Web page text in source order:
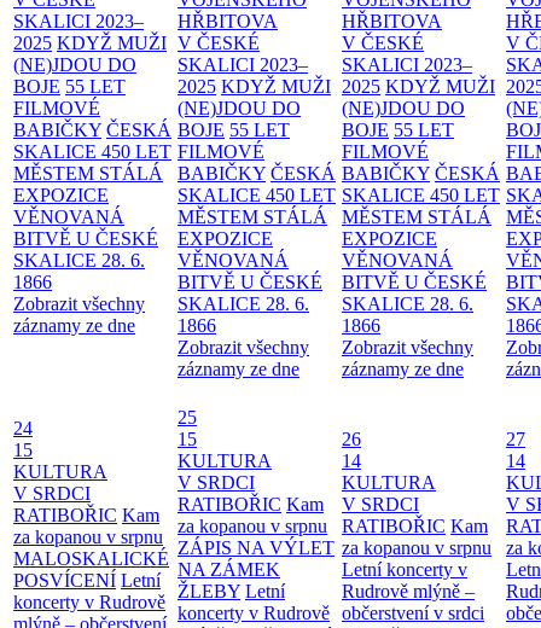
SKALICI 2023–
2025 KDYŽ MUŽI
(NE)JDOU DO
BOJE 55 LET
FILMOVÉ
BABIČKY ČESKÁ
SKALICE 450 LET
MĚSTEM STÁLÁ
EXPOZICE
VĚNOVANÁ
BITVĚ U ČESKÉ
SKALICE 28. 6.
1866
Zobrazit všechny
záznamy ze dne
HŘBITOVA
V ČESKÉ
SKALICI 2023–
2025 KDYŽ MUŽI
(NE)JDOU DO
BOJE 55 LET
FILMOVÉ
BABIČKY ČESKÁ
SKALICE 450 LET
MĚSTEM STÁLÁ
EXPOZICE
VĚNOVANÁ
BITVĚ U ČESKÉ
SKALICE 28. 6.
1866
Zobrazit všechny
záznamy ze dne
HŘBITOVA
V ČESKÉ
SKALICI 2023–
2025 KDYŽ MUŽI
(NE)JDOU DO
BOJE 55 LET
FILMOVÉ
BABIČKY ČESKÁ
SKALICE 450 LET
MĚSTEM STÁLÁ
EXPOZICE
VĚNOVANÁ
BITVĚ U ČESKÉ
SKALICE 28. 6.
1866
Zobrazit všechny
záznamy ze dne
V
24
15
KULTURA
V SRDCI
RATIBOŘIC Kam
za kopanou v srpnu
MALOSKALICKÉ
POSVÍCENÍ Letní
koncerty v Rudrově
mlýně – občerstvení
25
15
KULTURA
V SRDCI
RATIBOŘIC Kam
za kopanou v srpnu
ZÁPIS NA VÝLET
NA ZÁMEK
ŽLEBY Letní
koncerty v Rudrově
26
14
KULTURA
V SRDCI
RATIBOŘIC Kam
za kopanou v srpnu
Letní koncerty v
Rudrově mlýně –
občerstvení v srdci
27
14
V
za